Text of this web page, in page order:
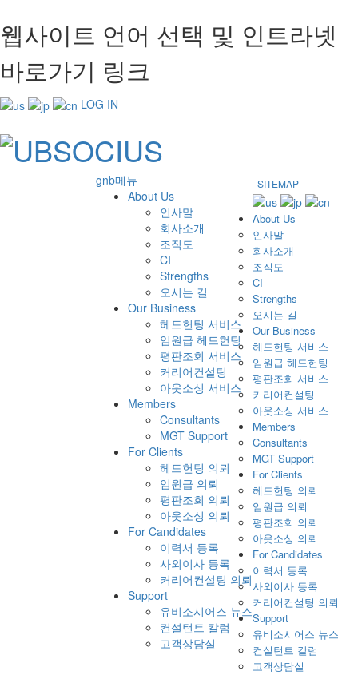
웹사이트 언어 선택 및 인트라넷
바로가기 링크
LOG IN
gnb메뉴
About Us
인사말
회사소개
조직도
CI
Strengths
오시는 길
Our Business
헤드헌팅 서비스
임원급 헤드헌팅
평판조회 서비스
커리어컨설팅
아웃소싱 서비스
Members
Consultants
MGT Support
For Clients
헤드헌팅 의뢰
임원급 의뢰
평판조회 의뢰
아웃소싱 의뢰
For Candidates
이력서 등록
사외이사 등록
커리어컨설팅 의뢰
Support
유비소시어스 뉴스
컨설턴트 칼럼
고객상담실
SITEMAP
About Us
인사말
회사소개
조직도
CI
Strengths
오시는 길
Our Business
헤드헌팅 서비스
임원급 헤드헌팅
평판조회 서비스
커리어컨설팅
아웃소싱 서비스
Members
Consultants
MGT Support
For Clients
헤드헌팅 의뢰
임원급 의뢰
평판조회 의뢰
아웃소싱 의뢰
For Candidates
이력서 등록
사외이사 등록
커리어컨설팅 의뢰
Support
유비소시어스 뉴스
컨설턴트 칼럼
고객상담실